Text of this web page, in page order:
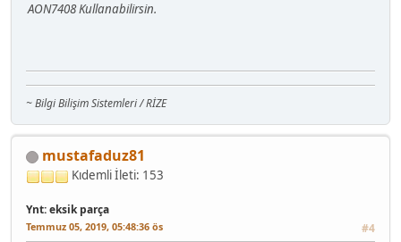
AON7408 Kullanabilirsin.
~ Bilgi Bilişim Sistemleri / RİZE
mustafaduz81
Kıdemliİleti: 153
Ynt: eksik parça
Temmuz 05, 2019, 05:48:36 ös #4